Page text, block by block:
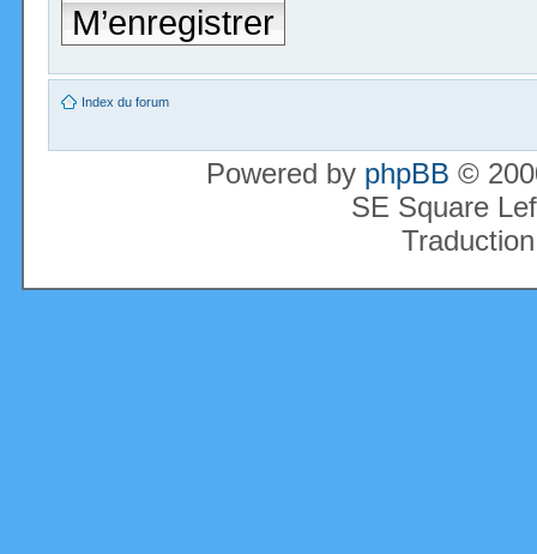
M’enregistrer
Index du forum
Powered by phpBB ©
SE Square